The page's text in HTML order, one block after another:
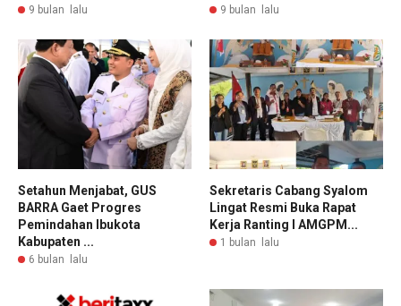
9 bulan lalu 9 bulan lalu
Setahun Menjabat, GUS
BARRA Gaet Progres
Pemindahan Ibukota
Kabupaten ...
6 bulan lalu
Sekretaris Cabang Syalom
Lingat Resmi Buka Rapat
Kerja Ranting I AMGPM...
1 bulan lalu